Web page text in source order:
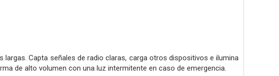
Capta señales de radio claras, carga otros dispositivos e ilumina
de alto volumen con una luz intermitente en caso de emergencia.